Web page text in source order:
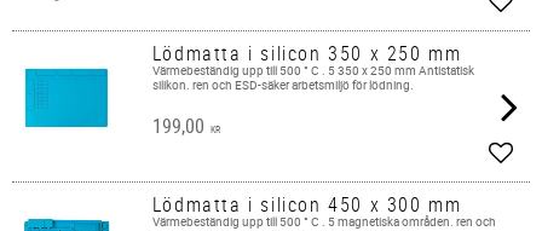
Lödmatta i silicon 350 x 250 mm
Värmebeständig upp till 500 ° C . 5 350 x 250 mm Antistatisk
silikon. ren och ESD-säker arbetsmiljö för lödning.
199,00 KR
Lödmatta i silicon 450 x 300 mm
Värmebeständig upp till 500 ° C . 5 magnetiska områden. ren och